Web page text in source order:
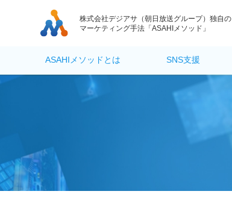
株式会社デジアサ（朝日放送グループ）独自の
マーケティング手法「ASAHIメソッド」
ASAHIメソッドとは SNS支援